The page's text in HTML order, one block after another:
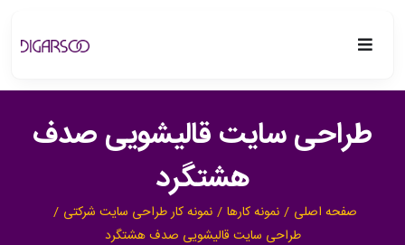
Toggle
Navigation
دیگرسو
پروژه ها
طراحی سایت قالیشویی صدف
هشتگرد
صفحه اصلی نمونه کارها
نمونه کار طراحی سایت شرکتی
طراحی سایت قالیشویی صدف هشتگرد